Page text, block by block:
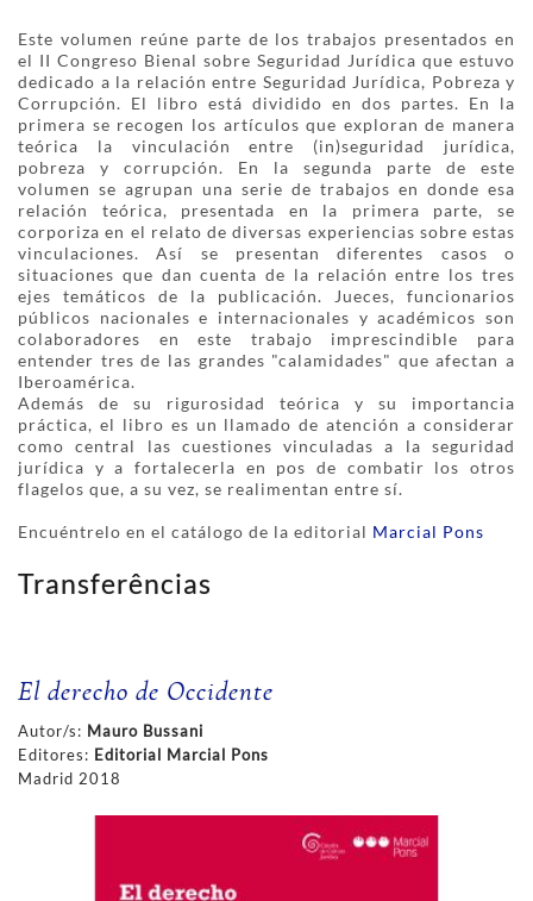
Este volumen reúne parte de los trabajos presentados en
el II Congreso Bienal sobre Seguridad Jurídica que estuvo
dedicado a la relación entre Seguridad Jurídica, Pobreza y
Corrupción. El libro está dividido en dos partes. En la
primera se recogen los artículos que exploran de manera
teórica la vinculación entre (in)seguridad jurídica,
pobreza y corrupción. En la segunda parte de este
volumen se agrupan una serie de trabajos en donde esa
relación teórica, presentada en la primera parte, se
corporiza en el relato de diversas experiencias sobre estas
vinculaciones. Así se presentan diferentes casos o
situaciones que dan cuenta de la relación entre los tres
ejes temáticos de la publicación. Jueces, funcionarios
públicos nacionales e internacionales y académicos son
colaboradores en este trabajo imprescindible para
entender tres de las grandes "calamidades" que afectan a
Iberoamérica.
Además de su rigurosidad teórica y su importancia
práctica, el libro es un llamado de atención a considerar
como central las cuestiones vinculadas a la seguridad
jurídica y a fortalecerla en pos de combatir los otros
flagelos que, a su vez, se realimentan entre sí.
Encuéntrelo en el catálogo de la editorial Marcial Pons
Transferências
El derecho de Occidente
Autor/s: Mauro Bussani
Editores: Editorial Marcial Pons
Madrid 2018